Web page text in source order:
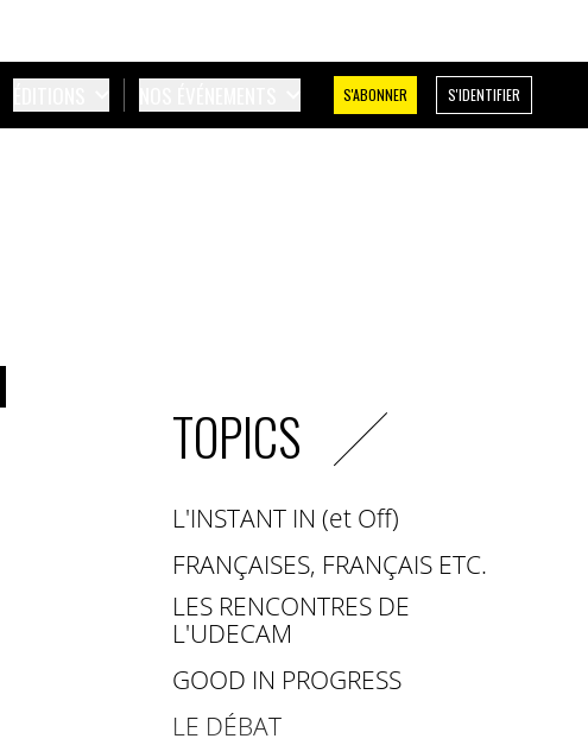
S'ABONNER S'IDENTIFIER
TOPICS
L'INSTANT IN (et Off)
FRANÇAISES, FRANÇAIS ETC.
LES RENCONTRES DE
L'UDECAM
GOOD IN PROGRESS
LE DÉBAT